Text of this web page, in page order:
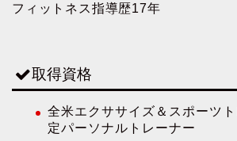
フィットネス指導歴17年
取得資格
全米エクササイズ＆スポーツ
定パーソナルトレーナー